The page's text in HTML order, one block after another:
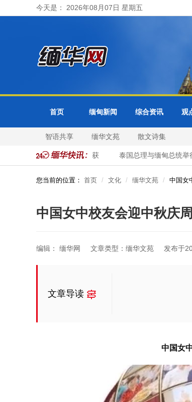
今天是： 2026年08月07日 星期五
首页 缅甸新闻 综合资讯 观
智语共享 缅华文苑 散文诗集
非法入境中国公民被抓获 泰国总理与缅甸总统举行
您当前的位置： 首页 文化 缅华文苑 中国女
中国女中校友会迎中秋庆
编辑： 缅华网 文章类型：缅华文苑 发布于
文章导读
中国女